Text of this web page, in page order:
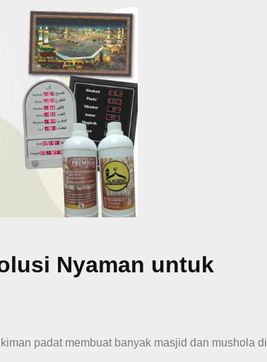
Nyaman untuk
padat membuat banyak masjid dan mushola di